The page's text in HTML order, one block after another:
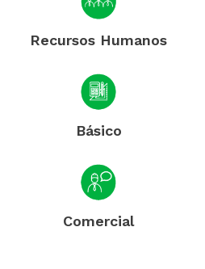
Recursos Humanos
Básico
Comercial